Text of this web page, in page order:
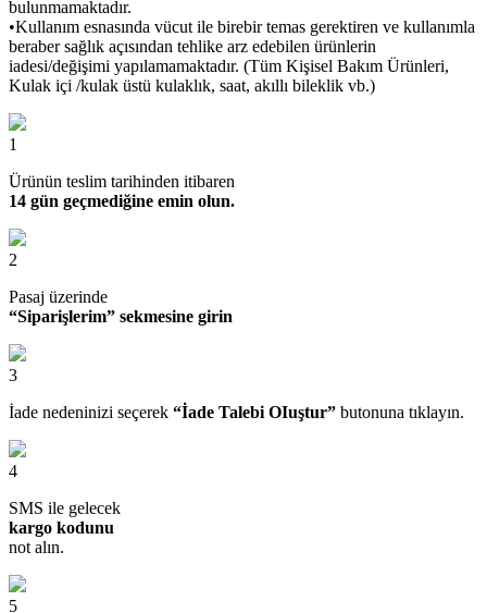
bulunmamaktadır.
•Kullanım esnasında vücut ile birebir temas gerektiren ve kullanımla
beraber sağlık açısından tehlike arz edebilen ürünlerin
iadesi/değişimi yapılamamaktadır. (Tüm Kişisel Bakım Ürünleri,
Kulak içi /kulak üstü kulaklık, saat, akıllı bileklik vb.)
1
Ürünün teslim tarihinden itibaren
14 gün geçmediğine emin olun.
2
Pasaj üzerinde
“Siparişlerim” sekmesine girin
3
İade nedeninizi seçerek “İade Talebi OIuştur” butonuna tıklayın.
4
SMS ile gelecek
kargo kodunu
not alın.
5